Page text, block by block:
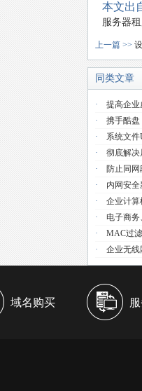
本文出
服务器
上一篇 >>
同类文章
· 提高企业
· 携手酷盘
· 系统文件
· 彻底解决
· 防止同
· 内网安
· 企业计算
· 电子商
· MAC过
· 企业无线
域名购买